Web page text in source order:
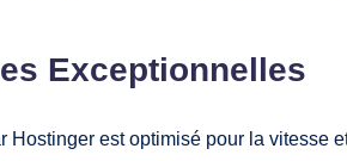
Exceptionnelles
Hostinger est optimisé pour la vitesse